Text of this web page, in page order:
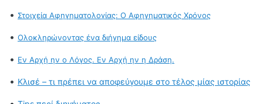
• Στοιχεία Αφηγηματολογίας: Ο Αφηγηματικός Χρόνος
• Ολοκληρώνοντας ένα διήγημα είδους
• Εν Αρχή ην ο Λόγος. Εν Αρχή ην η Δράση.
• Κλισέ – τι πρέπει να αποφεύγουμε στο τέλος μίας ιστορίας